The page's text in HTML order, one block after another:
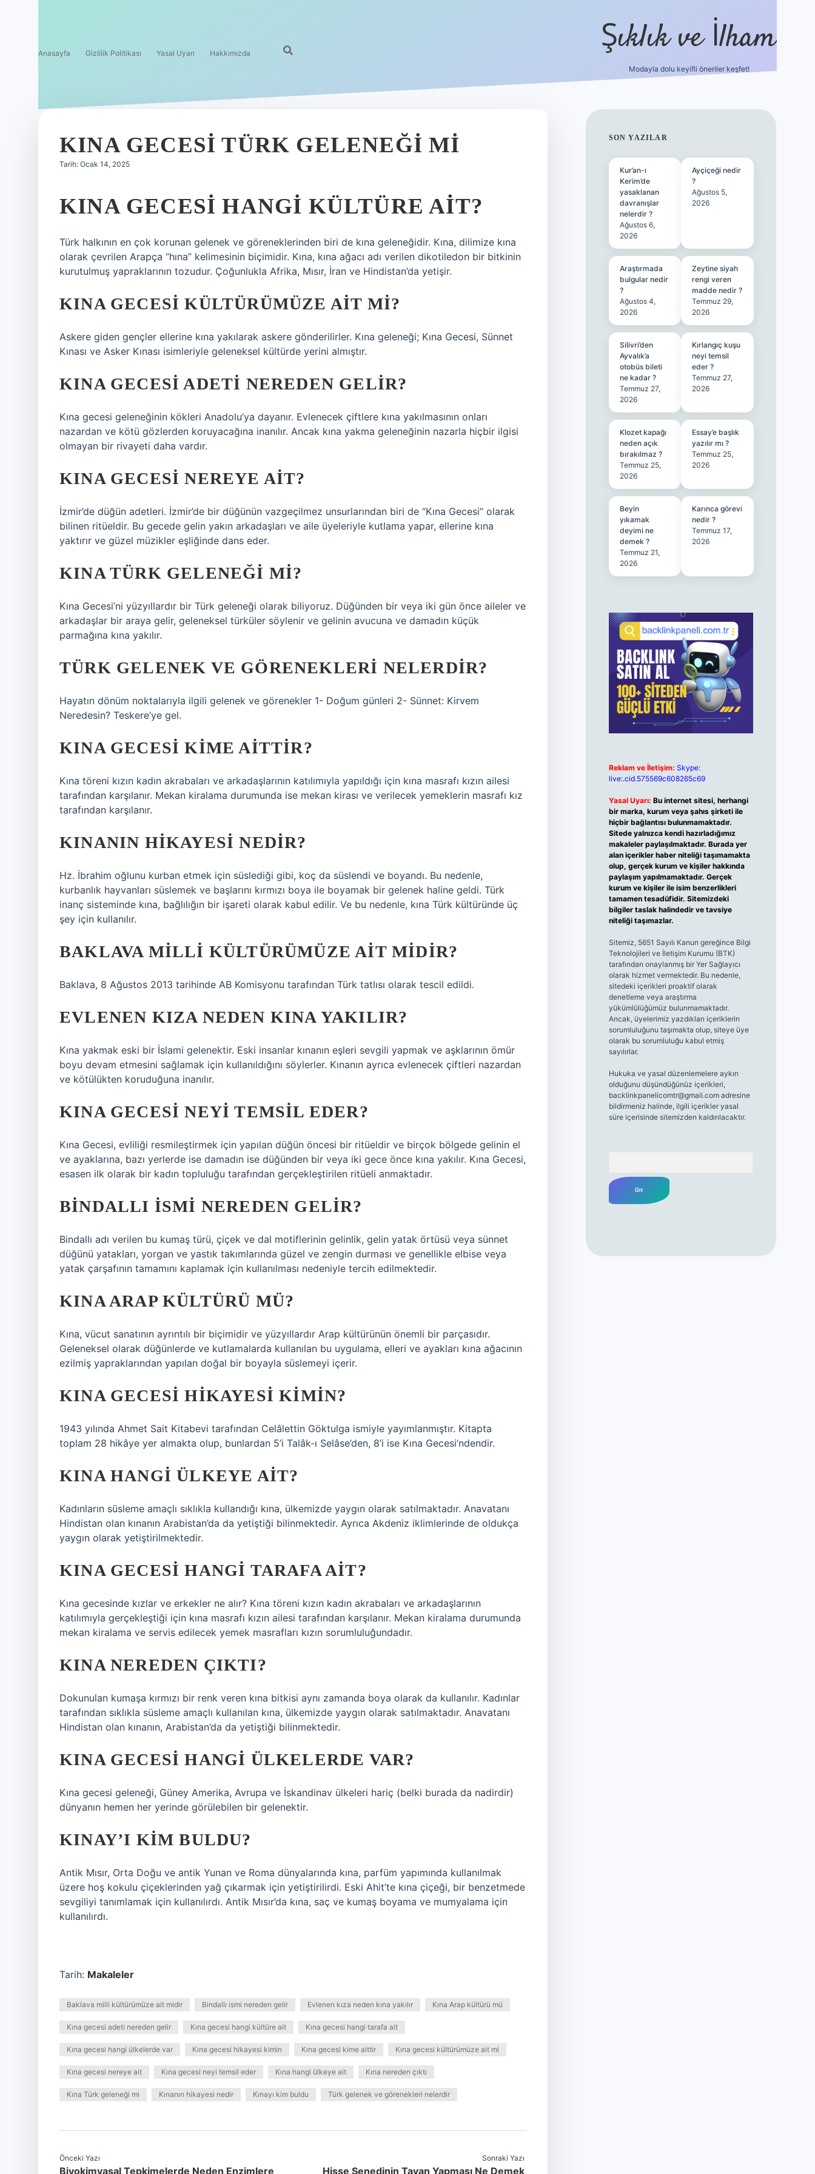
Anasayfa Gizlilik Politikası Yasal Uyarı Hakkımızda Şıklık ve İlham
Modayla dolu keyifli öneriler keşfet!
KINA GECESI TÜRK GELENEĞI MI
Tarih: Ocak 14, 2025
KINA GECESI HANGI KÜLTÜRE AIT?
Türk halkının en çok korunan gelenek ve göreneklerinden biri de kına geleneğidir. Kına, dilimize kına
olarak çevrilen Arapça “hına” kelimesinin biçimidir. Kına, kına ağacı adı verilen dikotiledon bir bitkinin
kurutulmuş yapraklarının tozudur. Çoğunlukla Afrika, Mısır, İran ve Hindistan’da yetişir.
KINA GECESI KÜLTÜRÜMÜZE AIT MI?
Askere giden gençler ellerine kına yakılarak askere gönderilirler. Kına geleneği; Kına Gecesi, Sünnet
Kınası ve Asker Kınası isimleriyle geleneksel kültürde yerini almıştır.
KINA GECESI ADETI NEREDEN GELIR?
Kına gecesi geleneğinin kökleri Anadolu’ya dayanır. Evlenecek çiftlere kına yakılmasının onları
nazardan ve kötü gözlerden koruyacağına inanılır. Ancak kına yakma geleneğinin nazarla hiçbir ilgisi
olmayan bir rivayeti daha vardır.
KINA GECESI NEREYE AIT?
İzmir’de düğün adetleri. İzmir’de bir düğünün vazgeçilmez unsurlarından biri de “Kına Gecesi” olarak
bilinen ritüeldir. Bu gecede gelin yakın arkadaşları ve aile üyeleriyle kutlama yapar, ellerine kına
yaktırır ve güzel müzikler eşliğinde dans eder.
KINA TÜRK GELENEĞI MI?
Kına Gecesi’ni yüzyıllardır bir Türk geleneği olarak biliyoruz. Düğünden bir veya iki gün önce aileler ve
arkadaşlar bir araya gelir, geleneksel türküler söylenir ve gelinin avucuna ve damadın küçük
parmağına kına yakılır.
TÜRK GELENEK VE GÖRENEKLERI NELERDIR?
Hayatın dönüm noktalarıyla ilgili gelenek ve görenekler 1- Doğum günleri 2- Sünnet: Kirvem
Neredesin? Teskere’ye gel.
KINA GECESI KIME AITTIR?
Kına töreni kızın kadın akrabaları ve arkadaşlarının katılımıyla yapıldığı için kına masrafı kızın ailesi
tarafından karşılanır. Mekan kiralama durumunda ise mekan kirası ve verilecek yemeklerin masrafı kız
tarafından karşılanır.
KINANIN HIKAYESI NEDIR?
Hz. İbrahim oğlunu kurban etmek için süslediği gibi, koç da süslendi ve boyandı. Bu nedenle,
kurbanlık hayvanları süslemek ve başlarını kırmızı boya ile boyamak bir gelenek haline geldi. Türk
inanç sisteminde kına, bağlılığın bir işareti olarak kabul edilir. Ve bu nedenle, kına Türk kültüründe üç
şey için kullanılır.
BAKLAVA MILLI KÜLTÜRÜMÜZE AIT MIDIR?
Baklava, 8 Ağustos 2013 tarihinde AB Komisyonu tarafından Türk tatlısı olarak tescil edildi.
EVLENEN KIZA NEDEN KINA YAKILIR?
Kına yakmak eski bir İslami gelenektir. Eski insanlar kınanın eşleri sevgili yapmak ve aşklarının ömür
boyu devam etmesini sağlamak için kullanıldığını söylerler. Kınanın ayrıca evlenecek çiftleri nazardan
ve kötülükten koruduğuna inanılır.
KINA GECESI NEYI TEMSIL EDER?
Kına Gecesi, evliliği resmileştirmek için yapılan düğün öncesi bir ritüeldir ve birçok bölgede gelinin el
ve ayaklarına, bazı yerlerde ise damadın ise düğünden bir veya iki gece önce kına yakılır. Kına Gecesi,
esasen ilk olarak bir kadın topluluğu tarafından gerçekleştirilen ritüeli anmaktadır.
BINDALLI ISMI NEREDEN GELIR?
Bindallı adı verilen bu kumaş türü, çiçek ve dal motiflerinin gelinlik, gelin yatak örtüsü veya sünnet
düğünü yatakları, yorgan ve yastık takımlarında güzel ve zengin durması ve genellikle elbise veya
yatak çarşafının tamamını kaplamak için kullanılması nedeniyle tercih edilmektedir.
KINA ARAP KÜLTÜRÜ MÜ?
Kına, vücut sanatının ayrıntılı bir biçimidir ve yüzyıllardır Arap kültürünün önemli bir parçasıdır.
Geleneksel olarak düğünlerde ve kutlamalarda kullanılan bu uygulama, elleri ve ayakları kına ağacının
ezilmiş yapraklarından yapılan doğal bir boyayla süslemeyi içerir.
KINA GECESI HIKAYESI KIMIN?
1943 yılında Ahmet Sait Kitabevi tarafından Celâlettin Göktulga ismiyle yayımlanmıştır. Kitapta
toplam 28 hikâye yer almakta olup, bunlardan 5’i Talâk-ı Selâse’den, 8’i ise Kına Gecesi’ndendir.
KINA HANGI ÜLKEYE AIT?
Kadınların süsleme amaçlı sıklıkla kullandığı kına, ülkemizde yaygın olarak satılmaktadır. Anavatanı
Hindistan olan kınanın Arabistan’da da yetiştiği bilinmektedir. Ayrıca Akdeniz iklimlerinde de oldukça
yaygın olarak yetiştirilmektedir.
KINA GECESI HANGI TARAFA AIT?
Kına gecesinde kızlar ve erkekler ne alır? Kına töreni kızın kadın akrabaları ve arkadaşlarının
katılımıyla gerçekleştiği için kına masrafı kızın ailesi tarafından karşılanır. Mekan kiralama durumunda
mekan kiralama ve servis edilecek yemek masrafları kızın sorumluluğundadır.
KINA NEREDEN ÇIKTI?
Dokunulan kumaşa kırmızı bir renk veren kına bitkisi aynı zamanda boya olarak da kullanılır. Kadınlar
tarafından sıklıkla süsleme amaçlı kullanılan kına, ülkemizde yaygın olarak satılmaktadır. Anavatanı
Hindistan olan kınanın, Arabistan’da da yetiştiği bilinmektedir.
KINA GECESI HANGI ÜLKELERDE VAR?
Kına gecesi geleneği, Güney Amerika, Avrupa ve İskandinav ülkeleri hariç (belki burada da nadirdir)
dünyanın hemen her yerinde görülebilen bir gelenektir.
KINAY’I KIM BULDU?
Antik Mısır, Orta Doğu ve antik Yunan ve Roma dünyalarında kına, parfüm yapımında kullanılmak
üzere hoş kokulu çiçeklerinden yağ çıkarmak için yetiştirilirdi. Eski Ahit’te kına çiçeği, bir benzetmede
sevgiliyi tanımlamak için kullanılırdı. Antik Mısır’da kına, saç ve kumaş boyama ve mumyalama için
kullanılırdı.
Tarih: Makaleler
Baklava milli kültürümüze ait midir Bindallı ismi nereden gelir Evlenen kıza neden kına yakılır Kına Arap kültürü mü
Kına gecesi adeti nereden gelir Kına gecesi hangi kültüre ait Kına gecesi hangi tarafa ait
Kına gecesi hangi ülkelerde var Kına gecesi hikayesi kimin Kına gecesi kime aittir Kına gecesi kültürümüze ait mi
Kına gecesi nereye ait Kına gecesi neyi temsil eder Kına hangi ülkeye ait Kına nereden çıktı
Kına Türk geleneği mi Kınanın hikayesi nedir Kınayı kim buldu Türk gelenek ve görenekleri nelerdir
Önceki Yazı
Biyokimyasal Tepkimelerde Neden Enzimlere
Sonraki Yazı
Hisse Senedinin Tavan Yapması Ne Demek
SIDEBAR
SON YAZILAR
Kur’an-ı
Kerim’de
yasaklanan
davranışlar
nelerdir ?
Ağustos 6,
2026
Ayçiçeği nedir
?
Ağustos 5,
2026
Araştırmada
bulgular nedir
?
Ağustos 4,
2026
Zeytine siyah
rengi veren
madde nedir ?
Temmuz 29,
2026
Silivri’den
Ayvalık’a
otobüs bileti
ne kadar ?
Temmuz 27,
2026
Kırlangıç kuşu
neyi temsil
eder ?
Temmuz 27,
2026
Klozet kapağı
neden açık
bırakılmaz ?
Temmuz 25,
2026
Essay’e başlık
yazılır mı ?
Temmuz 25,
2026
Beyin
yıkamak
deyimi ne
demek ?
Temmuz 21,
2026
Karınca görevi
nedir ?
Temmuz 17,
2026
Reklam ve İletişim: Skype:
live:.cid.575569c608265c69
Yasal Uyarı: Bu internet sitesi, herhangi
bir marka, kurum veya şahıs şirketi ile
hiçbir bağlantısı bulunmamaktadır.
Sitede yalnızca kendi hazırladığımız
makaleler paylaşılmaktadır. Burada yer
alan içerikler haber niteliği taşımamakta
olup, gerçek kurum ve kişiler hakkında
paylaşım yapılmamaktadır. Gerçek
kurum ve kişiler ile isim benzerlikleri
tamamen tesadüfidir. Sitemizdeki
bilgiler taslak halindedir ve tavsiye
niteliği taşımazlar.
Sitemiz, 5651 Sayılı Kanun gereğince Bilgi
Teknolojileri ve İletişim Kurumu (BTK)
tarafından onaylanmış bir Yer Sağlayıcı
olarak hizmet vermektedir. Bu nedenle,
sitedeki içerikleri proaktif olarak
denetleme veya araştırma
yükümlülüğümüz bulunmamaktadır.
Ancak, üyelerimiz yazdıkları içeriklerin
sorumluluğunu taşımakta olup, siteye üye
olarak bu sorumluluğu kabul etmiş
sayılırlar.
Hukuka ve yasal düzenlemelere aykırı
olduğunu düşündüğünüz içerikleri,
backlinkpanelicomtr@gmail.comadresine
bildirmeniz halinde, ilgili içerikler yasal
süre içerisinde sitemizden kaldırılacaktır.
https://ilbetgir.net/